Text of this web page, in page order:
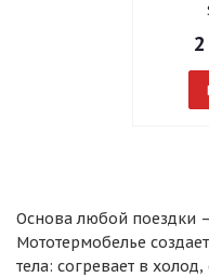
Основа любой поездки
Мототермобелье
тела: согревает в